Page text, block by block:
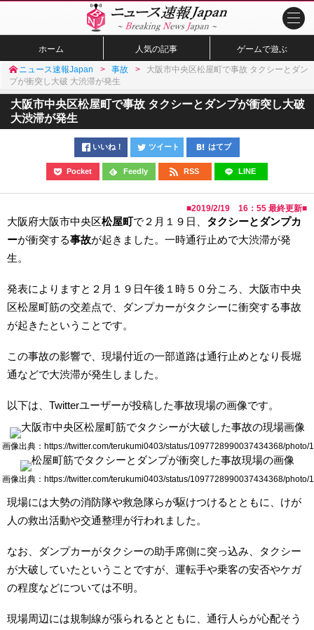
ホーム 人気の記事 ゲームで遊ぶ
ニュース速報Japan 事故
大阪市中央区松屋町で事故 タクシーとダン
プが衝突し大破 大渋滞が発生
大阪市中央区松屋町で事故 タクシーとダンプが衝突し大破
大渋滞が発生
いいね！ ツイート はてブ
Pocket Feedly RSS LINE
■2019/2/19 16：55 最終更新■
大阪府大阪市中央区松屋町で２月１９日、 タクシーとダンプカ
ーが衝突する事故が起きました。一時通行止めで大渋滞が発
生。
発表によりますと２月１９日午後１時５０分ころ、大阪市中央
区松屋町筋の交差点で、ダンプカーがタクシーに衝突する事故
が起きたということです。
この事故の影響で、現場付近の一部道路は通行止めとなり長堀
通などで大渋滞が発生しました。
以下は、Twitterユーザーが投稿した事故現場の画像です。
画像出典：https://twitter.com/terukumi0403/status/1097728990037434368/photo/1
画像出典：https://twitter.com/terukumi0403/status/1097728990037434368/photo/1
現場には大勢の消防隊や救急隊らが駆けつけるとともに、けが
人の救出活動や交通整理が行われました。
なお、ダンプカーがタクシーの助手席側に突っ込み、タクシー
が大破していたということですが、運転手や乗客の安否やケガ
の程度などについては不明。
現場周辺には規制線が張られるとともに、通行人らが心配そう